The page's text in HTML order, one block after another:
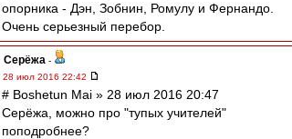
опорника - Дэн, Зобнин, Ромулу и Фернандо.
Очень серьезный перебор.
Серёжа -
28 июл 2016 22:42
# Boshetun Mai » 28 июл 2016 20:47
Серёжа, можно про "тупых учителей"
поподробнее?